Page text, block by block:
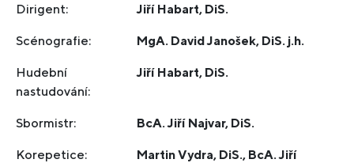
Dirigent: Jiří Habart, DiS.
Scénografie: MgA. David Janošek, DiS. j.h.
Hudební
nastudování:
Jiří Habart, DiS.
Sbormistr: BcA. Jiří Najvar, DiS.
Korepetice:
Martin Vydra, DiS., BcA. Jiří